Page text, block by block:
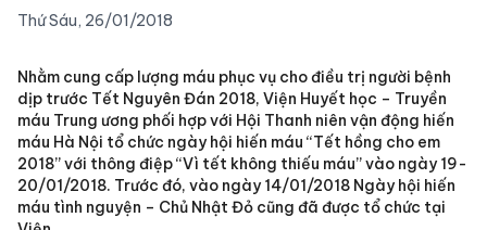
Thứ Sáu, 26/01/2018
Nhằm cung cấp lượng máu phục vụ cho điều trị người bệnh
dịp trước Tết Nguyên Đán 2018, Viện Huyết học – Truyền
máu Trung ương phối hợp với Hội Thanh niên vận động hiến
máu Hà Nội tổ chức ngày hội hiến máu “Tết hồng cho em
2018” với thông điệp “Vì tết không thiếu máu” vào ngày 19-
20/01/2018. Trước đó, vào ngày 14/01/2018 Ngày hội hiến
máu tình nguyện – Chủ Nhật Đỏ cũng đã được tổ chức tại